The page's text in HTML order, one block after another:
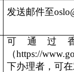
发送邮件至
可通过
（https://
下办理者，可